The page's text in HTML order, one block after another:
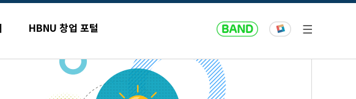
HBNU 창업 포털